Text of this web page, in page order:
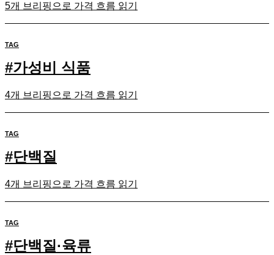
5개 브리핑으로 가격 흐름 읽기
TAG
#가성비 식품
4개 브리핑으로 가격 흐름 읽기
TAG
#단백질
4개 브리핑으로 가격 흐름 읽기
TAG
#단백질·육류